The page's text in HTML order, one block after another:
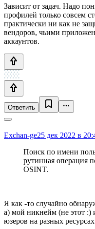
Зависит от задач. Надо
профилей только совсем
практически ни как не
вендоров, чьими
аккаунтов.
Ответить
Exchan-ge25 дек 2022 в
Поиск по имени
рутинная операция
OSINT.
Я как -то случайно
а) мой никнейм (не этот :)
юзеров на разных ресурсах